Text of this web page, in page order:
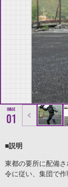
01
■説明
東都の要所に配備
令に従い、集団で作